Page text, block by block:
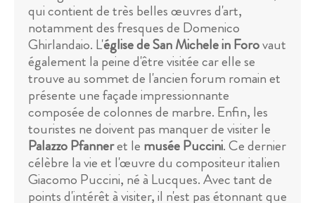
qui contient de très belles œuvres d'art,
notamment des fresques de Domenico
Ghirlandaio. L'église de San Michele in Forovaut
également la peine d'être visitée car elle se
trouve au sommet de l'ancien forum romain et
présente une façade impressionnante
composée de colonnes de marbre. Enfin, les
touristes ne doivent pas manquer de visiter le
Palazzo Pfanneret le musée Puccini. Ce dernier
célèbre la vie et l'œuvre du compositeur italien
Giacomo Puccini, né à Lucques. Avec tant de
points d'intérêt à visiter, il n'est pas étonnant que